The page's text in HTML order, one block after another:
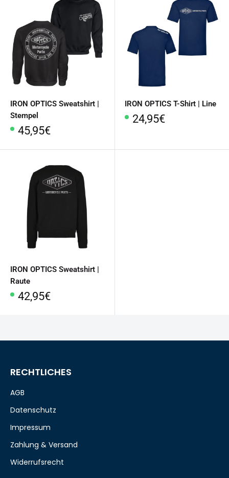
IRON OPTICS Sweatshirt |
Stempel
Sonderpreis
45,95€
IRON OPTICS T-Shirt | Line
Sonderpreis
24,95€
IRON OPTICS Sweatshirt |
Raute
Sonderpreis
42,95€
RECHTLICHES
AGB
Datenschutz
Impressum
Zahlung & Versand
Widerrufsrecht